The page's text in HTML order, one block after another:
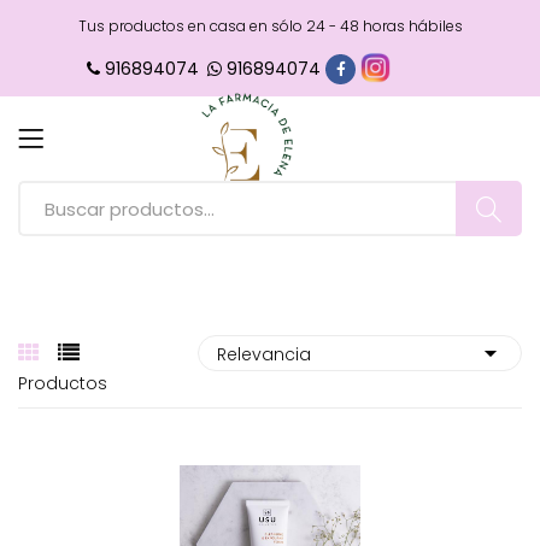
Tus productos en casa en sólo 24 - 48 horas hábiles
916894074 916894074
Productos